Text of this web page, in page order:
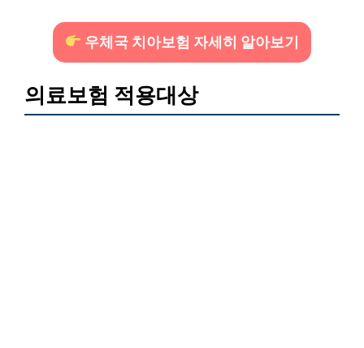
우체국 치아보험 자세히 알아보기
의료보험 적용대상